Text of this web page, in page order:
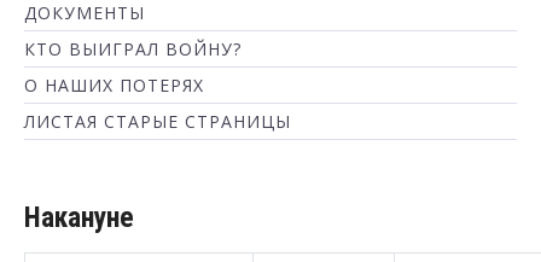
ДОКУМЕНТЫ
КТО ВЫИГРАЛ ВОЙНУ?
О НАШИХ ПОТЕРЯХ
ЛИСТАЯ СТАРЫЕ СТРАНИЦЫ
Накануне